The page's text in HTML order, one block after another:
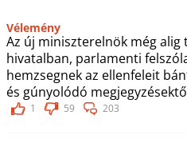
Vélemény
Az új miniszterelnök még
hivatalban, parlamenti
hemzsegnek az ellenfeleit
és gúnyolódó
1 59 203